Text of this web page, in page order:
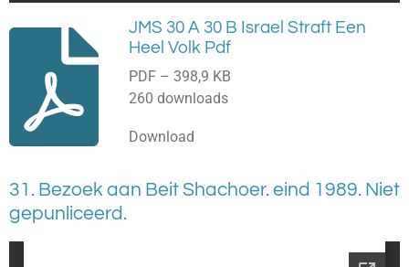
JMS 30 A 30 B Israel Straft Een
Heel Volk Pdf
PDF – 398,9 KB
260 downloads
Download
31. Bezoek aan Beit Shachoer. eind 1989. Niet
gepunliceerd.